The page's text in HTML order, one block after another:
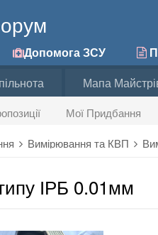
Допомога ЗСУ
Мої Придбання
Мапа
Вимірювання та КВП
ІРБ 0.01мм